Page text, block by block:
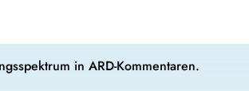
in ARD-Kommentaren.